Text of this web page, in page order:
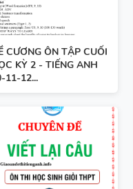
4 -
TIẾNG ANH 5 -
CƯƠNG ÔN TẬP CUỐI
KỲ 2 - TIẾNG ANH
11-12...